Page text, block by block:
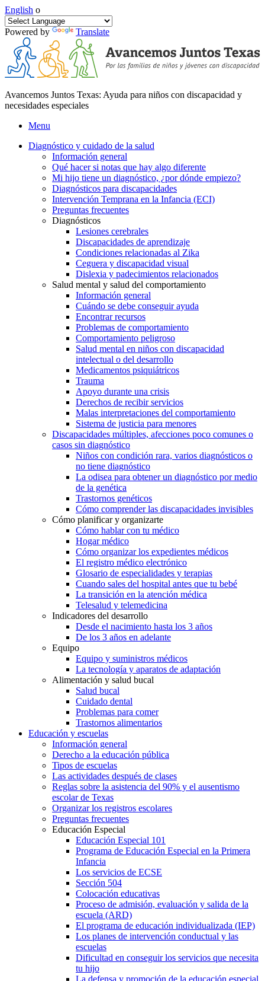
English o
Powered by Translate
Avancemos Juntos Texas: Ayuda para niños con discapacidad y
necesidades especiales
Menu
Diagnóstico y cuidado de la salud
Información general
Qué hacer si notas que hay algo diferente
Mi hijo tiene un diagnóstico, ¿por dónde empiezo?
Diagnósticos para discapacidades
Intervención Temprana en la Infancia (ECI)
Preguntas frecuentes
Diagnósticos
Lesiones cerebrales
Discapacidades de aprendizaje
Condiciones relacionadas al Zika
Ceguera y discapacidad visual
Dislexia y padecimientos relacionados
Salud mental y salud del comportamiento
Información general
Cuándo se debe conseguir ayuda
Encontrar recursos
Problemas de comportamiento
Comportamiento peligroso
Salud mental en niños con discapacidad
intelectual o del desarrollo
Medicamentos psiquiátricos
Trauma
Apoyo durante una crisis
Derechos de recibir servicios
Malas interpretaciones del comportamiento
Sistema de justicia para menores
Discapacidades múltiples, afecciones poco comunes o
casos sin diagnóstico
Niños con condición rara, varios diagnósticos o
no tiene diagnóstico
La odisea para obtener un diagnóstico por medio
de la genética
Trastornos genéticos
Cómo comprender las discapacidades invisibles
Cómo planificar y organizarte
Cómo hablar con tu médico
Hogar médico
Cómo organizar los expedientes médicos
El registro médico electrónico
Glosario de especialidades y terapias
Cuando sales del hospital antes que tu bebé
La transición en la atención médica
Telesalud y telemedicina
Indicadores del desarrollo
Desde el nacimiento hasta los 3 años
De los 3 años en adelante
Equipo
Equipo y suministros médicos
La tecnología y aparatos de adaptación
Alimentación y salud bucal
Salud bucal
Cuidado dental
Problemas para comer
Trastornos alimentarios
Educación y escuelas
Información general
Derecho a la educación pública
Tipos de escuelas
Las actividades después de clases
Reglas sobre la asistencia del 90% y el ausentismo
escolar de Texas
Organizar los registros escolares
Preguntas frecuentes
Educación Especial
Educación Especial 101
Programa de Educación Especial en la Primera
Infancia
Los servicios de ECSE
Sección 504
Colocación educativas
Proceso de admisión, evaluación y salida de la
escuela (ARD)
El programa de educación individualizada (IEP)
Los planes de intervención conductual y las
escuelas
Dificultad en conseguir los servicios que necesita
tu hijo
La defensa y promoción de la educación especial